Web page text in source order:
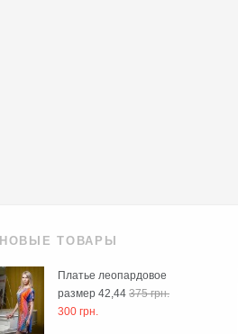
НОВЫЕ ТОВАРЫ
Платье леопардовое
размер 42,44 375 грн.
300 грн.